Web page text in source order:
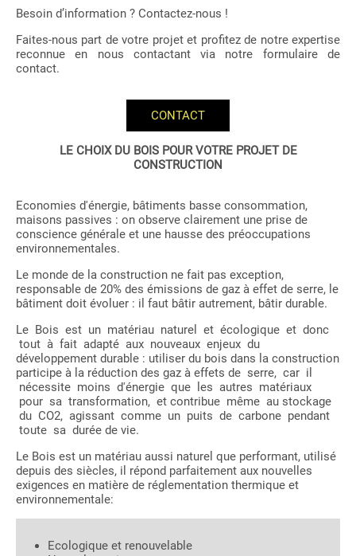
Besoin d’information ? Contactez-nous !
Faites-nous part de votre projet et profitez de notre expertise
reconnue en nous contactant via notre formulaire de
contact.
CONTACT
LE CHOIX DU BOIS POUR VOTRE PROJET DE
CONSTRUCTION
Economies d'énergie, bâtiments basse consommation,
maisons passives : on observe clairement une prise de
conscience générale et une hausse des préoccupations
environnementales.
Le monde de la construction ne fait pas exception,
responsable de 20% des émissions de gaz à effet de serre, le
bâtiment doit évoluer : il faut bâtir autrement, bâtir durable.
Le Bois est un matériau naturel et écologique et donc
tout à fait adapté aux nouveaux enjeux du
développement durable : utiliser du bois dans la construction
participe à la réduction des gaz à effets de serre, car il
nécessite moins d'énergie que les autres matériaux
pour sa transformation, et contribue même au stockage
du CO2, agissant comme un puits de carbone pendant
toute sa durée de vie.
Le Bois est un matériau aussi naturel que performant, utilisé
depuis des siècles, il répond parfaitement aux nouvelles
exigences en matière de réglementation thermique et
environnementale:
Ecologique et renouvelable